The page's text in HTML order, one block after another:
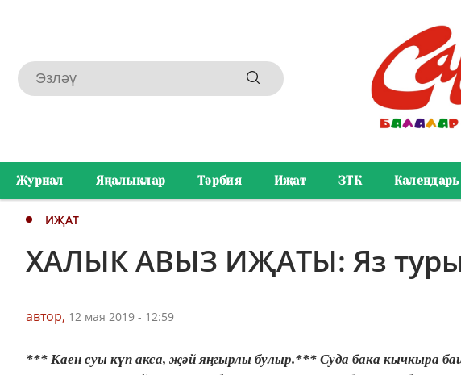
Журнал Яңалыклар Тәрбия Иҗат ЗТК Календарь
ИҖАТ
ХАЛЫК АВЫЗ ИҖАТЫ: Яз
автор, 12 мая 2019 - 12:59
*** Каен суы күп акса, җәй яңгырлы булыр.*** Суда бака кычкыра